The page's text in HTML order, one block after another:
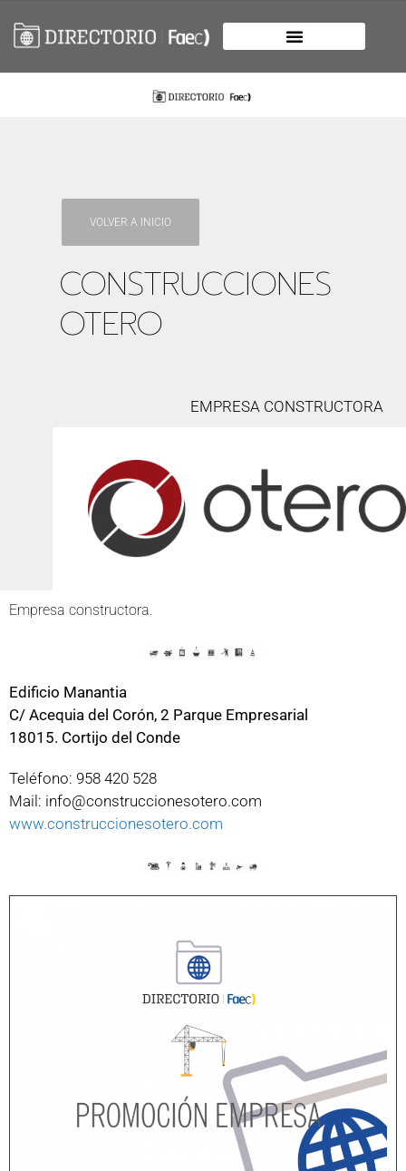
VOLVER A INICIO
CONSTRUCCIONES
OTERO
EMPRESA CONSTRUCTORA
Empresa constructora.
Edificio Manantia
C/ Acequia del Corón, 2 Parque Empresarial
18015. Cortijo del Conde
Teléfono: 958 420 528
Mail: info@construccionesotero.com
www.construccionesotero.com